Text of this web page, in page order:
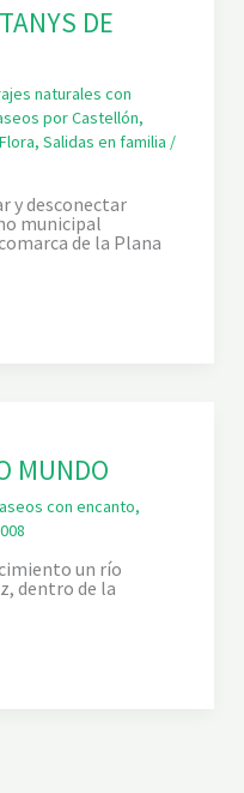
DE
naturales con
por Castellón,
, Salidas en familia /
y desconectar
municipal
de la Plana
MUNDO
con encanto,
un río
dentro de la